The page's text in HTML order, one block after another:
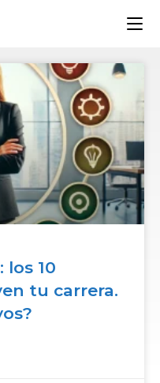
los 10
tu carrera.